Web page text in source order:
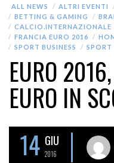
ALL NEWS ALTRI EVENTI
BETTING & GAMING
CALCIO.INTERNAZIONALE
FRANCIA EURO 2016
SPORT BUSINESS
SPORT
EURO
EURO IN
14 GIU
2016